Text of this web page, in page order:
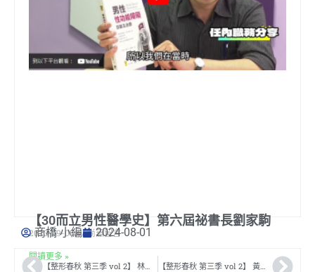
【30而立男性醫學史】第六屆祕書長劉家駒
2023-09-05 尚無留言
閱讀更多 »
商橋 小編 2024-08-01
【整形春秋 第三季 vol 2】 黃琪琛醫師專訪